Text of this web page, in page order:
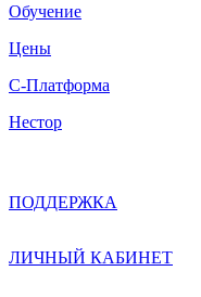
Обучение
Цены
С-Платформа
Нестор
ПОДДЕРЖКА
ЛИЧНЫЙ КАБИНЕТ